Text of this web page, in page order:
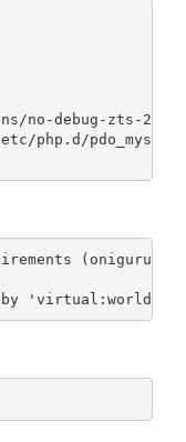
no-debug-zts-
php.d/
(oniguruma)